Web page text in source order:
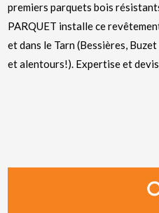
premiers parquets bois
PARQUET installe ce
et dans le Tarn (Bessières,
et alentours!). Expertise et